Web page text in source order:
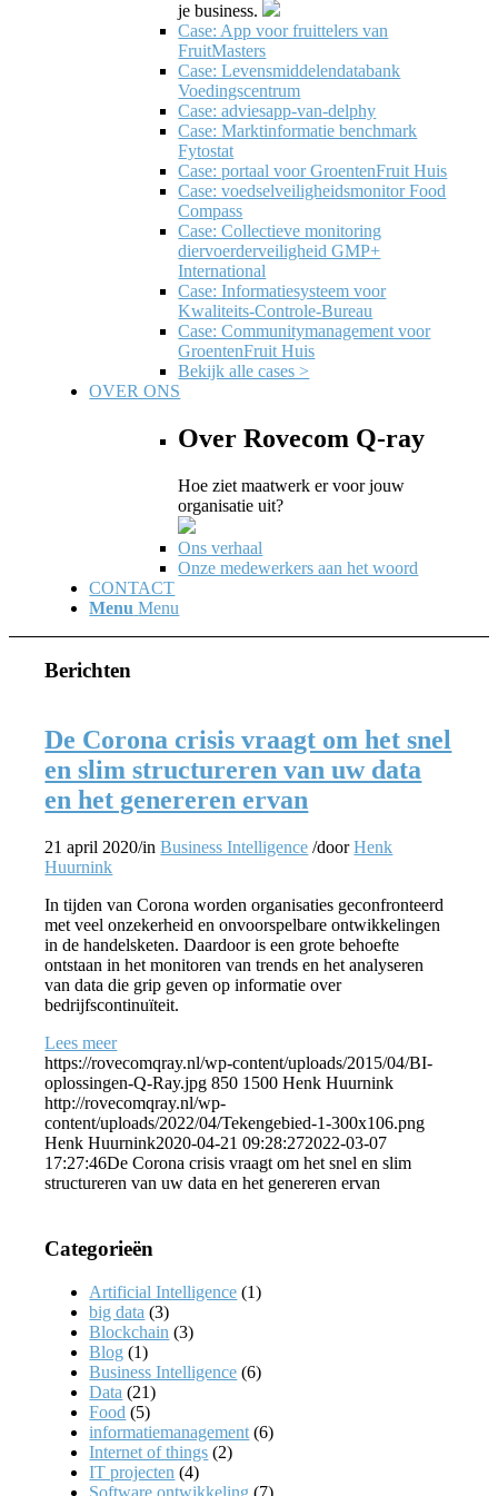
je business.
Case: App voor fruittelers van
FruitMasters
Case: Levensmiddelendatabank
Voedingscentrum
Case: adviesapp-van-delphy
Case: Marktinformatie benchmark
Fytostat
Case: portaal voor GroentenFruit Huis
Case: voedselveiligheidsmonitor Food
Compass
Case: Collectieve monitoring
diervoerderveiligheid GMP+
International
Case: Informatiesysteem voor
Kwaliteits-Controle-Bureau
Case: Communitymanagement voor
GroentenFruit Huis
Bekijk alle cases >
OVER ONS
Over Rovecom Q-ray
Hoe ziet maatwerk er voor jouw
organisatie uit?
Ons verhaal
Onze medewerkers aan het woord
CONTACT
Menu Menu
Berichten
De Corona crisis vraagt om het snel
en slim structureren van uw data
en het genereren ervan
21 april 2020/inBusiness Intelligence /doorHenk
Huurnink
In tijden van Corona worden organisaties geconfronteerd
met veel onzekerheid en onvoorspelbare ontwikkelingen
in de handelsketen. Daardoor is een grote behoefte
ontstaan in het monitoren van trends en het analyseren
van data die grip geven op informatie over
bedrijfscontinuïteit.
Lees meer
https://rovecomqray.nl/wp-content/uploads/2015/04/BI-
oplossingen-Q-Ray.jpg 850 1500 Henk Huurnink
http://rovecomqray.nl/wp-
content/uploads/2022/04/Tekengebied-1-300x106.png
Henk Huurnink2020-04-21 09:28:272022-03-07
17:27:46De Corona crisis vraagt om het snel en slim
structureren van uw data en het genereren ervan
Categorieën
Artificial Intelligence (1)
big data (3)
Blockchain (3)
Blog (1)
Business Intelligence (6)
Data (21)
Food (5)
informatiemanagement (6)
Internet of things (2)
IT projecten (4)
Software ontwikkeling (7)